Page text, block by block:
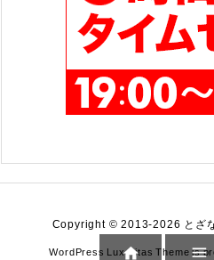
Copyright ©2013-2026 とざ
WordPress Luxeritas Theme is
 